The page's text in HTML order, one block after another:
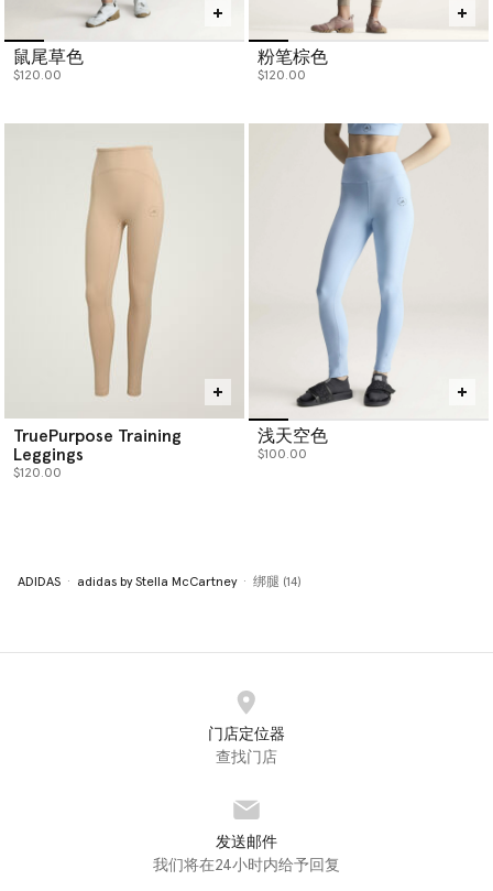
鼠尾草色
$120.00
粉笔棕色
$120.00
TruePurpose Training
Leggings
$120.00
浅天空色
$100.00
ADIDAS adidas by Stella McCartney 绑腿 (14)
门店定位器
查找门店
发送邮件
我们将在24小时内给予回复